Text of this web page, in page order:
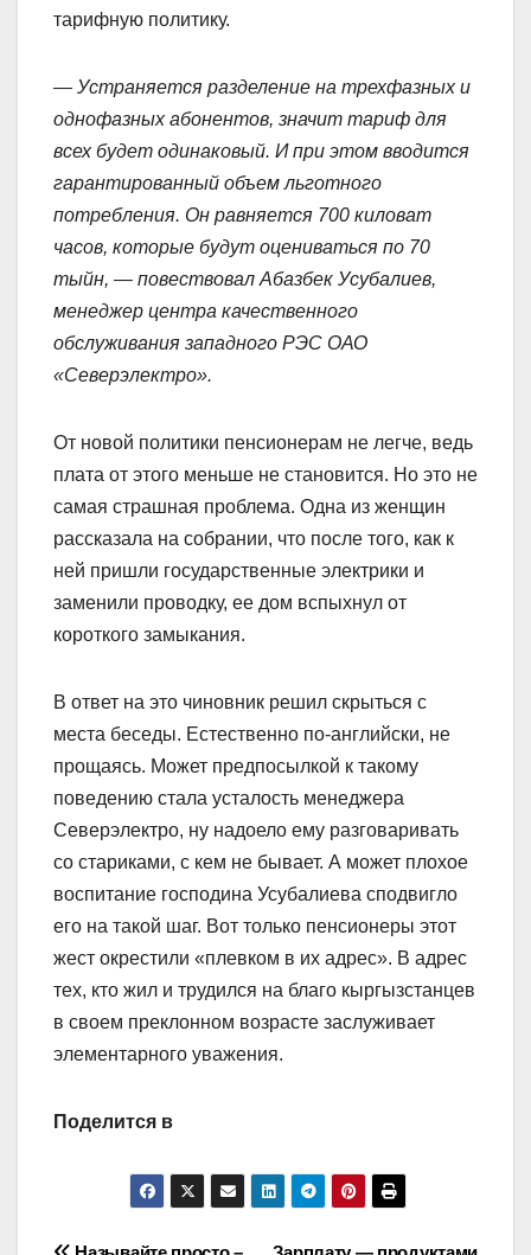
тарифную политику.
— Устраняется разделение на трехфазных и
однофазных абонентов, значит тариф для
всех будет одинаковый. И при этом вводится
гарантированный объем льготного
потребления. Он равняется 700 киловат
часов, которые будут оцениваться по 70
тыйн, — повествовал Абазбек Усубалиев,
менеджер центра качественного
обслуживания западного РЭС ОАО
«Северэлектро».
От новой политики пенсионерам не легче, ведь
плата от этого меньше не становится. Но это не
самая страшная проблема. Одна из женщин
рассказала на собрании, что после того, как к
ней пришли государственные электрики и
заменили проводку, ее дом вспыхнул от
короткого замыкания.
В ответ на это чиновник решил скрыться с
места беседы. Естественно по-английски, не
прощаясь. Может предпосылкой к такому
поведению стала усталость менеджера
Северэлектро, ну надоело ему разговаривать
со стариками, с кем не бывает. А может плохое
воспитание господина Усубалиева сподвигло
его на такой шаг. Вот только пенсионеры этот
жест окрестили «плевком в их адрес». В адрес
тех, кто жил и трудился на благо кыргызстанцев
в своем преклонном возрасте заслуживает
элементарного уважения.
Поделится в